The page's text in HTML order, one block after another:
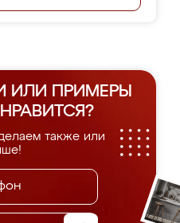
ИЛИ ПРИМЕРЫ
также или